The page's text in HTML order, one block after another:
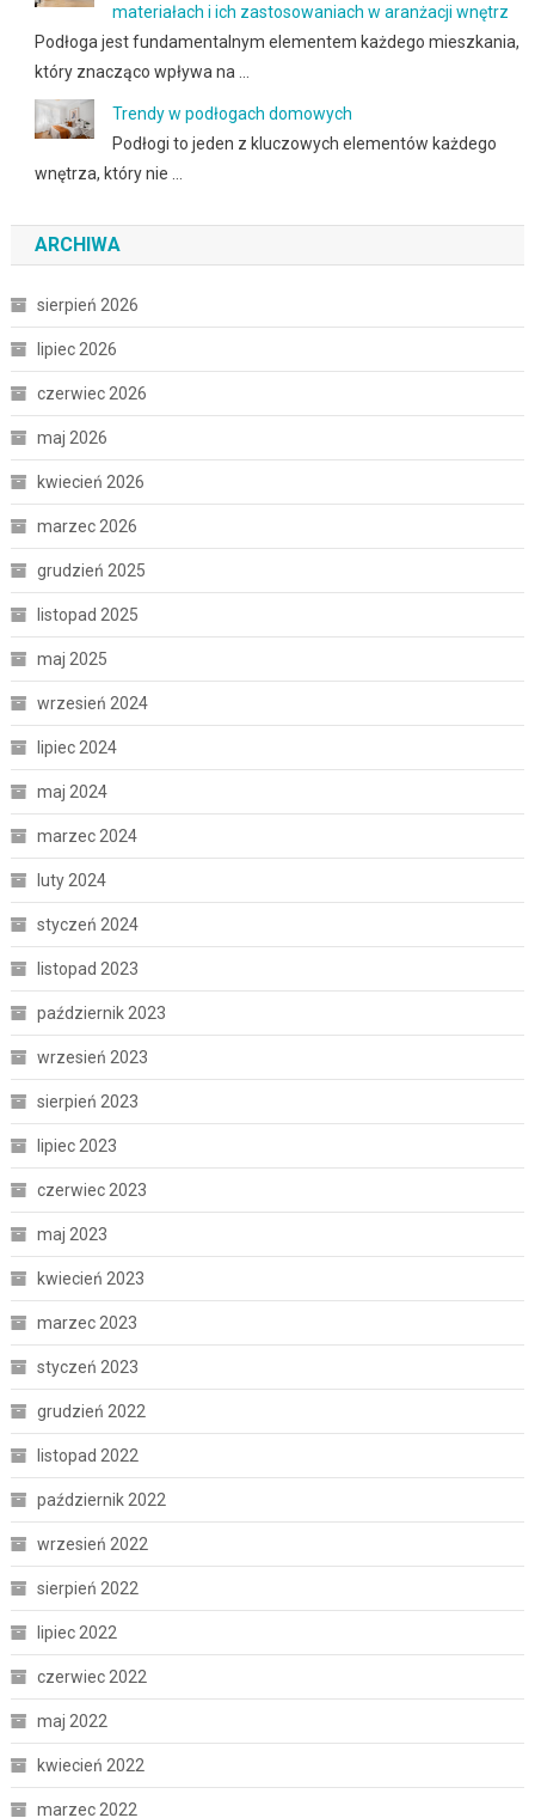
materiałach i ich zastosowaniach w aranżacji wnętrz
Podłoga jest fundamentalnym elementem każdego mieszkania,
który znacząco wpływa na …
Trendy w podłogach domowych
Podłogi to jeden z kluczowych elementów każdego
wnętrza, który nie …
ARCHIWA
sierpień 2026
lipiec 2026
czerwiec 2026
maj 2026
kwiecień 2026
marzec 2026
grudzień 2025
listopad 2025
maj 2025
wrzesień 2024
lipiec 2024
maj 2024
marzec 2024
luty 2024
styczeń 2024
listopad 2023
październik 2023
wrzesień 2023
sierpień 2023
lipiec 2023
czerwiec 2023
maj 2023
kwiecień 2023
marzec 2023
styczeń 2023
grudzień 2022
listopad 2022
październik 2022
wrzesień 2022
sierpień 2022
lipiec 2022
czerwiec 2022
maj 2022
kwiecień 2022
marzec 2022